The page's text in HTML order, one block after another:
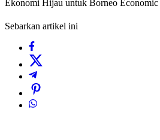
Ekonomi Hijau untuk Borneo
Sebarkan artikel ini